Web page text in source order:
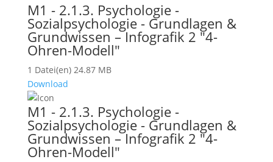
M1 - 2.1.3. Psychologie -
Sozialpsychologie - Grundlagen &
Grundwissen – Infografik 2 "4-
Ohren-Modell"
1 Datei(en) 24.87 MB
Download
M1 - 2.1.3. Psychologie -
Sozialpsychologie - Grundlagen &
Grundwissen – Infografik 2 "4-
Ohren-Modell"